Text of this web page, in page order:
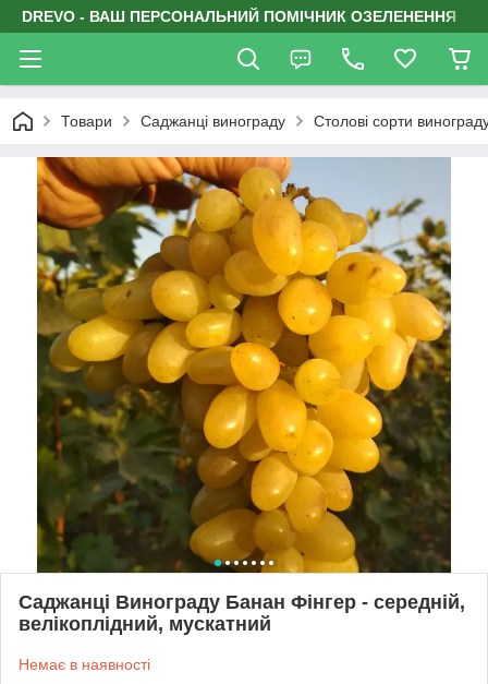
DREVO - ВАШ ПЕРСОНАЛЬНИЙ ПОМІЧНИК ОЗЕЛЕНЕННЯ
Товари Саджанці винограду Столові сорти
Саджанці Винограду Банан Фінгер - середній,
велікоплідний, мускатний
Немає в наявності